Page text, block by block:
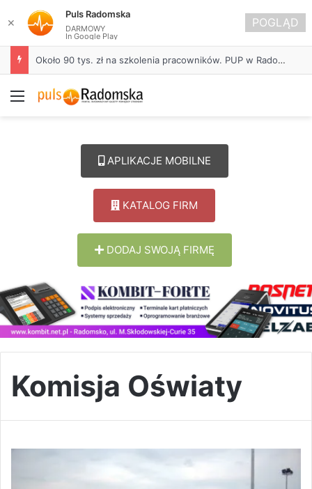
Około 90 tys. zł na szkolenia pracowników. PUP w Radomsku ogłasza nabór wniosków
Menu
APLIKACJE MOBILNE
KATALOG FIRM
DODAJ SWOJĄ FIRMĘ
Komisja Oświaty
✕
Puls Radomska
DARMOWY
In Google Play
POGLĄD